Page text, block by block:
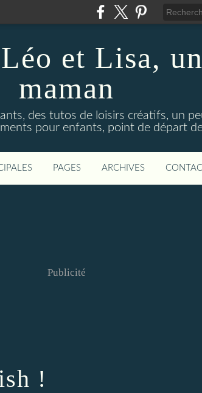
et Lisa,
maman
des tutos de loisirs créatifs, un
pour enfants, point de départ
PAGES ARCHIVES
Publicité
!